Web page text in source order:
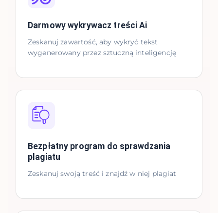
Darmowy wykrywacz treści Ai
Zeskanuj zawartość, aby wykryć tekst
wygenerowany przez sztuczną inteligencję
Bezpłatny program do sprawdzania
plagiatu
Zeskanuj swoją treść i znajdź w niej plagiat